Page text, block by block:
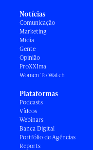
Notícias
Comunicação
Marketing
Mídia
Gente
Opinião
ProXXIma
Women To Watch
Plataformas
Podcasts
Vídeos
Webinars
Banca Digital
Portfólio de Agências
Reports